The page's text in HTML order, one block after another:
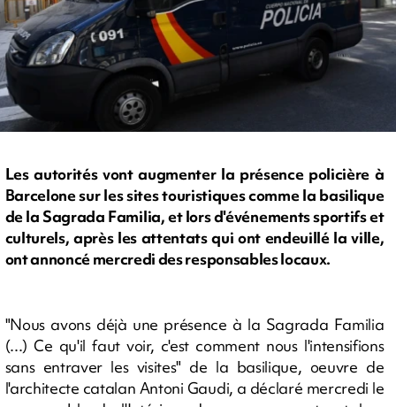
Les autorités vont augmenter la présence policière à
Barcelone sur les sites touristiques comme la basilique
de la Sagrada Familia, et lors d'événements sportifs et
culturels, après les attentats qui ont endeuillé la ville,
ont annoncé mercredi des responsables locaux.
"Nous avons déjà une présence à la Sagrada Familia
(...) Ce qu'il faut voir, c'est comment nous l'intensifions
sans entraver les visites" de la basilique, oeuvre de
l'architecte catalan Antoni Gaudi, a déclaré mercredi le